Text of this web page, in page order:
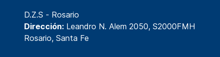
D.Z.S - Rosario
Dirección: Leandro N. Alem 2050, S2000FMH
Rosario, Santa Fe